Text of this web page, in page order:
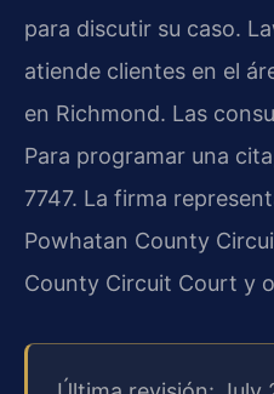
para discutir su caso.
atiende clientes en el
en Richmond. Las
Para programar una
7747. La firma
Powhatan County
County Circuit Court y